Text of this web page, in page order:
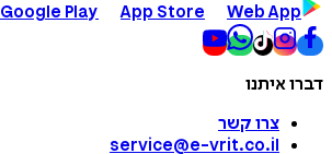
Google Play
App Store Web App
דברו איתנו
צרו קשר
service@e-vrit.co.il